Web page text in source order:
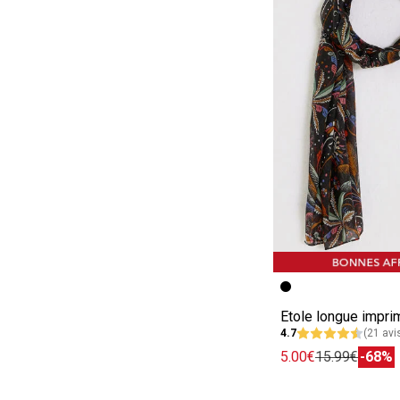
Image précédente
Image suivante
Etole longue
4.7 (21
5.00€15.99€-68%